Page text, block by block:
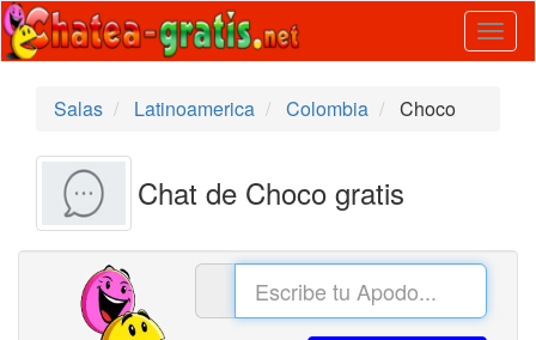
Salas
Latinoamerica Colombia Choco
Chat de Choco gratis